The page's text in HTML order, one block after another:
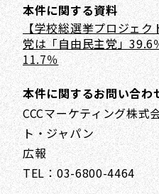
本件に関する資料
【学校総選挙プロジェク
党は「自由民主党」39.6
11.7％
本件に関するお問い合わ
CCCマーケティング株式
ト・ジャパン
広報
TEL：03-6800-4464